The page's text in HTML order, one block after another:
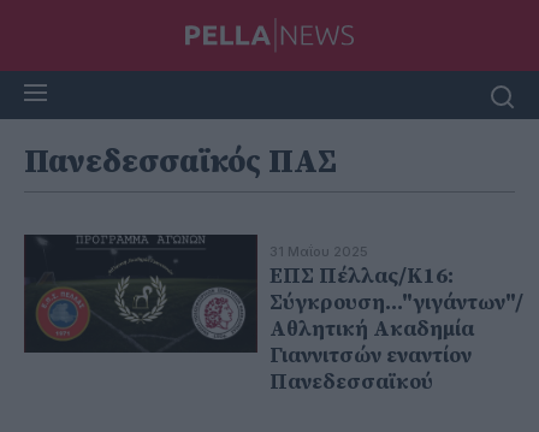
Πανεδεσσαϊκός ΠΑΣ
31 Μαΐου 2025
ΕΠΣ Πέλλας/Κ16:
Σύγκρουση..."γιγάντων"/
Αθλητική Ακαδημία
Γιαννιτσών εναντίον
Πανεδεσσαϊκού